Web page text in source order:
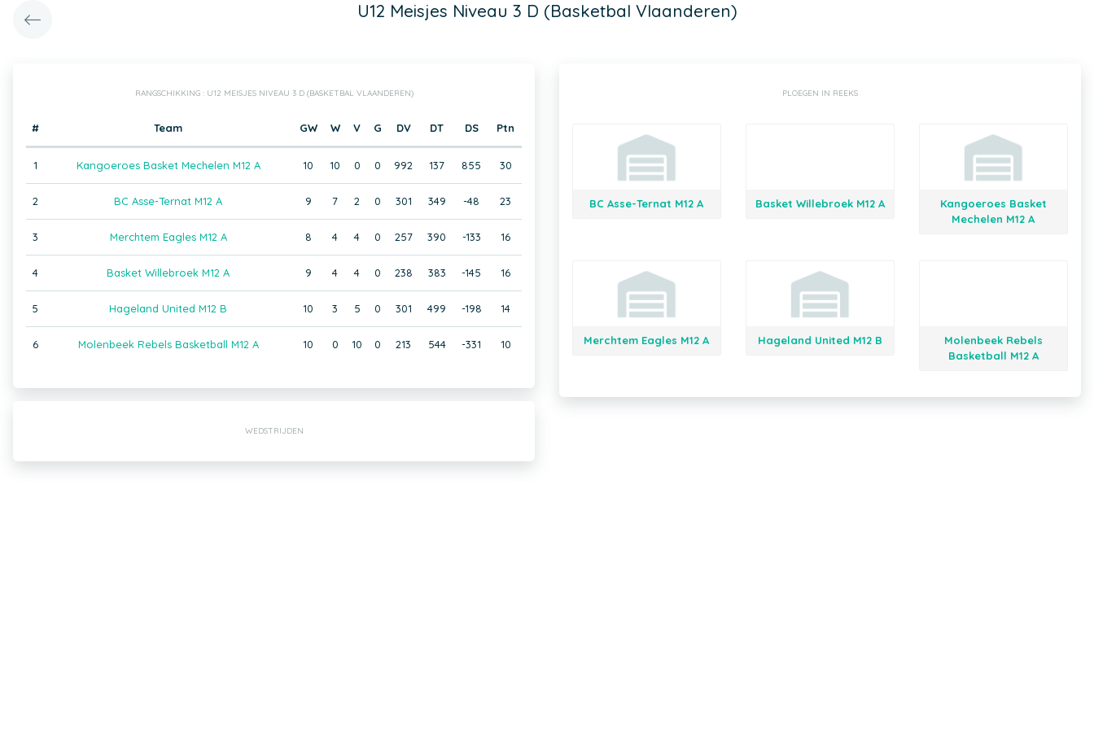
U12 Meisjes Niveau 3 D (Basketbal Vlaanderen)
RANGSCHIKKING : U12 MEISJES NIVEAU 3 D (BASKETBAL VLAANDEREN)
# Team GW W V G DV DT DS Ptn
1 Kangoeroes Basket Mechelen M12 A 10 10 0 0 992 137 855 30
2 BC Asse-Ternat M12 A 9 7 2 0 301 349 -48 23
3 Merchtem Eagles M12 A 8 4 4 0 257 390 -133 16
4 Basket Willebroek M12 A 9 4 4 0 238 383 -145 16
5 Hageland United M12 B 10 3 5 0 301 499 -198 14
6 Molenbeek Rebels Basketball M12 A 10 0 10 0 213 544 -331 10
PLOEGEN IN REEKS
BC Asse-Ternat M12 A Basket Willebroek M12 A
Kangoeroes Basket
Mechelen M12 A
Merchtem Eagles M12 A Hageland United M12 B
Molenbeek Rebels
Basketball M12 A
WEDSTRIJDEN